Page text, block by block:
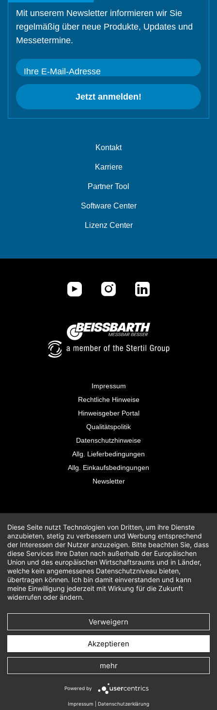
Kontakt
Karriere
Partner Tool
Software Center
Lizenz Center
Mit unserem Newsletter informieren wir Sie
regelmäßig über neue Produkte, Updates und
Messetermine.
Ihre E-Mail-Adresse
Jetzt anmelden!
Impressum
Rechtliche Hinweise
Hinweisgeber Portal
Qualitätspolitik
Datenschutzhinweise
Allg. Lieferbedingungen
Allg. Einkaufsbedingungen
Newsletter
Diese Seite nutzt Technologien von Dritten, um ihre Dienste
anzubieten, stetig zu verbessern und Werbung entsprechend
der Interessen der Nutzer anzuzeigen. Bitte beachten Sie, dass
diese Services Ihre Daten nach außerhalb der Europäischen
Union und des europäischen Wirtschaftsraums und in Länder,
welche kein angemessenes Datenschutzniveau bieten,
übertragen können. Ich bin damit einverstanden und kann
meine Einwilligung jederzeit mit Wirkung für die Zukunft
widerrufen oder ändern.
Verweigern
Akzeptieren
mehr
Powered by
Impressum Datenschutzerklärung